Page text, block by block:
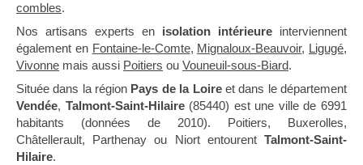
combles.
Nos artisans experts en isolation intérieure interviennent
également en Fontaine-le-Comte, Mignaloux-Beauvoir, Ligugé,
Vivonne mais aussi Poitiers ou Vouneuil-sous-Biard.
Située dans la région Pays de la Loireet dans le département
Vendée, Talmont-Saint-Hilaire(85440) est une ville de 6991
habitants (données de 2010). Poitiers, Buxerolles,
Châtellerault, Parthenay ou Niort entourent Talmont-Saint-
Hilaire.